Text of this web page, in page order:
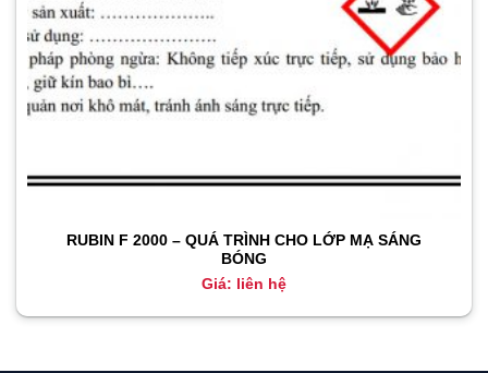
RUBIN F 2000 – QUÁ TRÌNH CHO LỚP MẠ SÁNG
BÓNG
Giá: liên hệ